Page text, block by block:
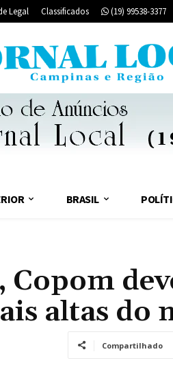
Legal Classificados (19) 99538-3377
BRASIL
altas do
Compartilhado